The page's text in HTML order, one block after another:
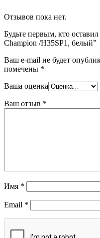
Отзывов пока нет.
Будьте первым, кто
Champion /H35SP1, белый”
Ваш e-mail не будет
помечены *
Ваша оценка
Ваш отзыв *
Имя *
Email *